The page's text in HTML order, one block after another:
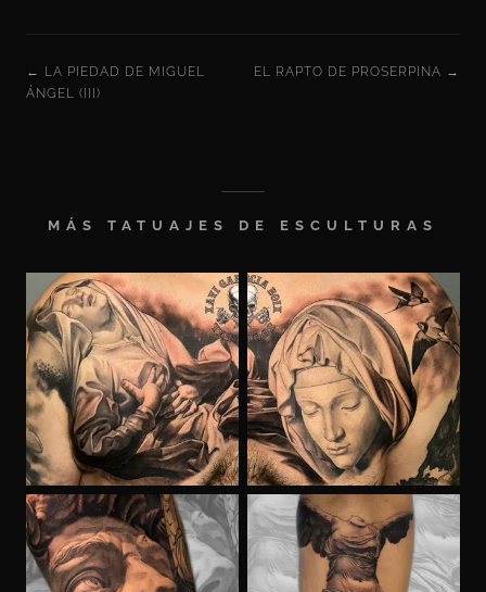
← LA PIEDAD DE MIGUEL
ÁNGEL (III)
EL RAPTO DE PROSERPINA →
MÁS TATUAJES DE ESCULTURAS